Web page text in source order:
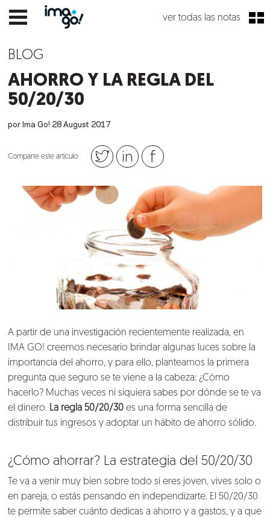
ver todas las notas
BLOG
AHORRO Y LA REGLA DEL
50/20/30
por Ima Go! 28 August 2017
Comparte este artículo:
A partir de una investigación recientemente realizada, en
IMA GO! creemos necesario brindar algunas luces sobre la
importancia del ahorro, y para ello, planteamos la primera
pregunta que seguro se te viene a la cabeza: ¿Cómo
hacerlo? Muchas veces ni siquiera sabes por dónde se te va
el dinero. La regla 50/20/30 es una forma sencilla de
distribuir tus ingresos y adoptar un hábito de ahorro sólido.
¿Cómo ahorrar? La estrategia del 50/20/30
Te va a venir muy bien sobre todo si eres joven, vives solo o
en pareja, o estás pensando en independizarte. El 50/20/30
te permite saber cuánto dedicas a ahorro y a gastos, y a que